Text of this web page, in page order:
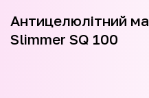
Антицелюлітний
Slimmer SQ 100